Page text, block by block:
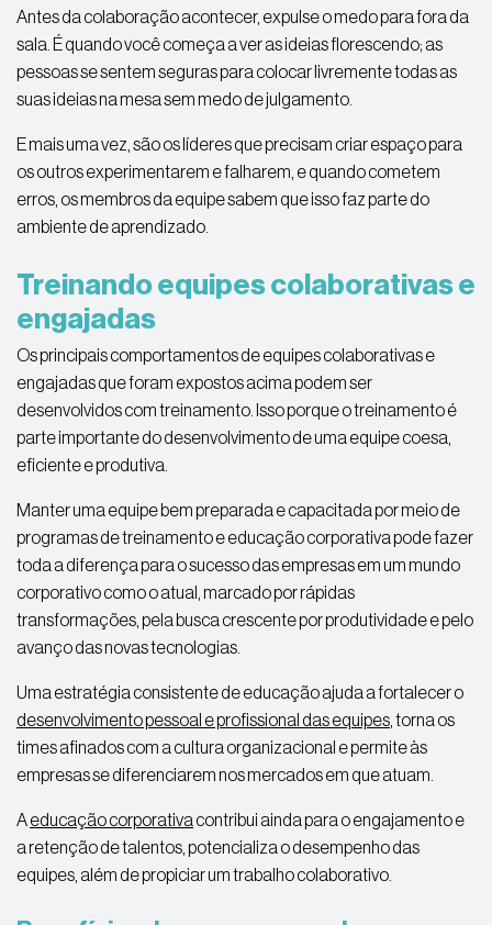
Antes da colaboração acontecer, expulse o medo para fora da
sala. É quando você começa a ver as ideias florescendo; as
pessoas se sentem seguras para colocar livremente todas as
suas ideias na mesa sem medo de julgamento.
E mais uma vez, são os líderes que precisam criar espaço para
os outros experimentarem e falharem, e quando cometem
erros, os membros da equipe sabem que isso faz parte do
ambiente de aprendizado.
Treinando equipes colaborativas e
engajadas
Os principais comportamentos de equipes colaborativas e
engajadas que foram expostos acima podem ser
desenvolvidos com treinamento. Isso porque o treinamento é
parte importante do desenvolvimento de uma equipe coesa,
eficiente e produtiva.
Manter uma equipe bem preparada e capacitada por meio de
programas de treinamento e educação corporativa pode fazer
toda a diferença para o sucesso das empresas em um mundo
corporativo como o atual, marcado por rápidas
transformações, pela busca crescente por produtividade e pelo
avanço das novas tecnologias.
Uma estratégia consistente de educação ajuda a fortalecer o
desenvolvimento pessoal e profissional das equipes , torna os
times afinados com a cultura organizacional e permite às
empresas se diferenciarem nos mercados em que atuam.
Aeducação corporativa contribui ainda para o engajamento e
a retenção de talentos, potencializa o desempenho das
equipes, além de propiciar um trabalho colaborativo.